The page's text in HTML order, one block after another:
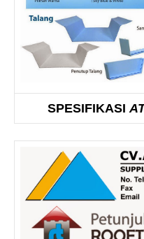
SPESIFIKASI